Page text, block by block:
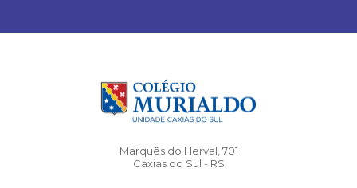
Marquês do Herval, 701
Caxias do Sul - RS